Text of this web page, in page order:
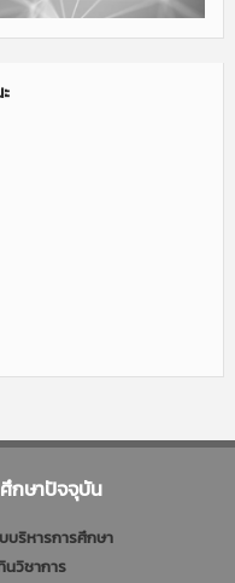
กษาปัจจุบัน
บริหารการศึกษา
วิชาการ